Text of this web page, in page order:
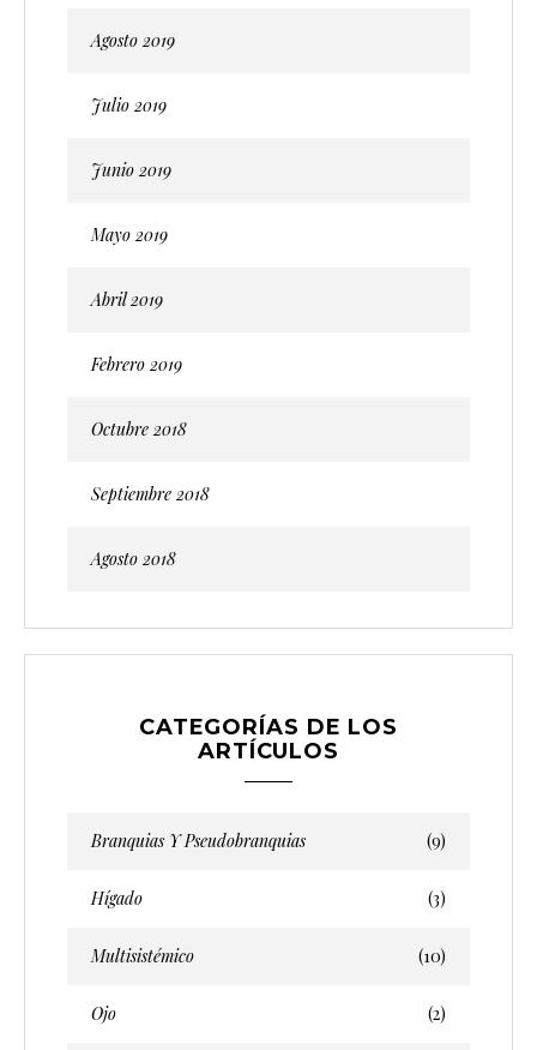
Agosto 2019
Julio 2019
Junio 2019
Mayo 2019
Abril 2019
Febrero 2019
Octubre 2018
Septiembre 2018
Agosto 2018
CATEGORÍAS DE LOS
ARTÍCULOS
Branquias Y Pseudobranquias (9)
Hígado (3)
Multisistémico (10)
Ojo (2)